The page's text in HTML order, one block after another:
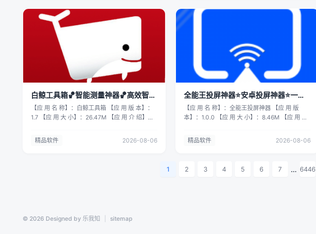
片段 支持对多台服务器批量执行命令 内置 30+
常用命令模板 适合日常运维和快速排障 服务器
管理 日志查看：journalctl、syslog 网络诊断：
ping、traceroute、DNS 查询 安全与便捷 支持
SSH 密钥认证（Ed25519、RSA） 支持密码认
证，并安全存储 支持跳板机 / 堡垒机
（ProxyJump） 支持 Face ID / Touch ID 应用
洁现代的深色 / 浅色主题 适配 iPhone 和 iPad 支
持竖屏和横屏使用 🔻【下载地址】：
https://apps.apple.com/cn/app/opscat-
价格，手慢无！ 链接打不开可以直接App Store
几小时，时长由开发者决定，请确认免费再收！
户。 🎉【软件名称】KardLeaf卡叶笔记 👁️【软
件大小】20 🤖【软件版本】1.7.0 🌐【测试】安卓
16 ————————软件截图————————
如果感觉软件好玩，有趣，有用，麻烦您在评论
区反馈下~吱一声就是最大的鼓励哈！
—————🔥————下载链接————🔥
————— 链接随时可能失效~以防万一~建议
先保存后下载 🈲点个关注不迷路！每日更新有趣
软件！！ 冷知识，保存后预览🉑无限速下载 注:
本人发布均纯净绿化高级版，若不是会在文中表
接:https://pan.baidu.com/s/1EzKTSBsMbmvDaqFc6AL5pA?
pwd=8888 链接：
示⚠️ 拿走吱一声，不然用不了！！ 拿走吱一
道的要强大得多。嗨翻译几乎适用于任何应用程
序（Facebook，Whatsapp，Messenger，
的外国朋友来吧Sayhi吧！ 【应 用 系 统】：安
卓 【测 试 系 统】: 安卓15 【下 载 地 址】: 【转
存后下载 防止链接和谐】 链接：
https://pan.quark.cn/s/494bc35b0325 不做白
嫖怪，拿走吱声🔥 不做白嫖怪，拿走吱声🔥 不
做白嫖怪，拿走吱声🔥 喜欢的请留下关注 期待
集，不可用于任何商业活动，否则产生的一切后
果由使用者自行承担哦。 如本内容涉及损失您的
除处理。
白鲸工具箱🏀智能测量神器🏀高效智能
精准
【应 用 名 称】：白鲸工具箱 【应 用 版 本】：
1.7 【应 用 大 小】：26.47M 【应 用 介 绍】：
了多款日常测量工具，包括直尺，量角器，测速
仪，测距仪等。“白鲸工具箱”利用手机上的各种
做白嫖怪，拿走吱声🔥 喜欢的请留下关注 期待
精品软件 2026-08-06
全能王投屏神器⭐安卓投屏神器⭐一键
投屏⭐
【应 用 名 称】：全能王投屏神器 【应 用 版
本】：1.0.0 【应 用 大 小】：8.46M 【应 用 介
屏工具，专为安卓系统设计。它以其高效、便捷
的特点，深受用户喜爱。无论是家庭娱乐、办公
将手机中的视频、图片、音乐等内容一键投屏到
精品软件 2026-08-06
1 2 3 4 5 6 7 ... 6446
© 2026 Designed by 乐我知 sitemap